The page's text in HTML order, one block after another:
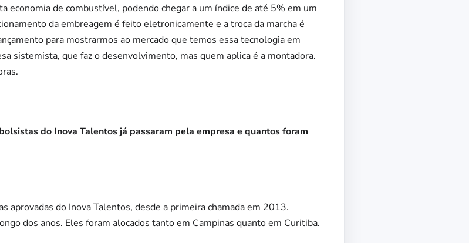
economia de combustível, podendo chegar a um índice de até 5% em um
da embreagem é feito eletronicamente e a troca da marcha é
para mostrarmos ao mercado que temos essa tecnologia em
sistemista, que faz o desenvolvimento, mas quem aplica é a montadora.
do Inova Talentos já passaram pela empresa e quantos foram
aprovadas do Inova Talentos, desde a primeira chamada em 2013.
dos anos. Eles foram alocados tanto em Campinas quanto em Curitiba.